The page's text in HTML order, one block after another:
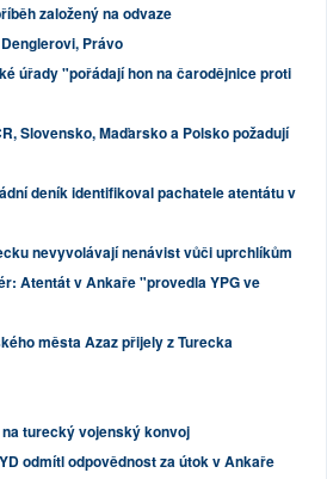
založený na odvaze
Právo
úřady "pořádají hon na čarodějnice proti
Slovensko, Maďarsko a Polsko požadují
deník identifikoval pachatele atentátu v
nevyvolávají nenávist vůči uprchlíkům
Atentát v Ankaře "provedla YPG ve
města Azaz přijely z Turecka
turecký vojenský konvoj
odmítl odpovědnost za útok v Ankaře